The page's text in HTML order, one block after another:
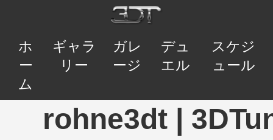
ホ
ー
ム
ギャラ
リー
ガレ
ージ
デュ
エル
スケジ
ュール
rohne3dt |